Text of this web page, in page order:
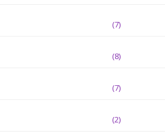
(7)
(8)
(7)
(2)